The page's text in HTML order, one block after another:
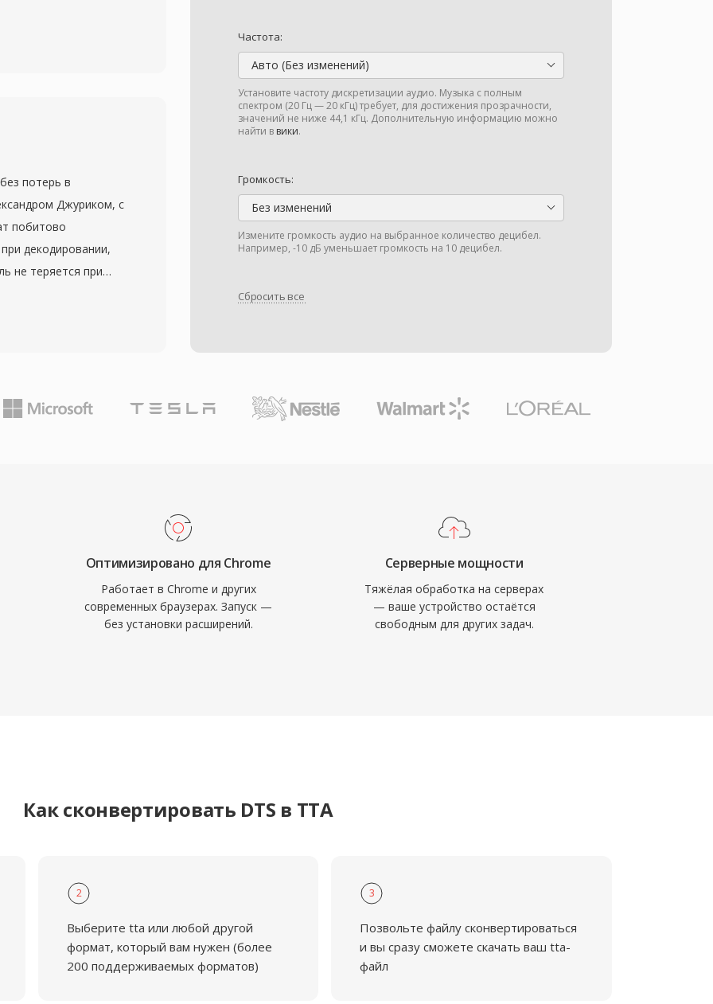
Частота:
Авто (Без изменений)
Установите частоту дискретизации аудио. Музыка с полным
спектром (20 Гц — 20 кГц) требует, для достижения прозрачности,
значений не ниже 44,1 кГц. Дополнительную информацию можно
найти в вики.
Громкость:
Без изменений
Измените громкость аудио на выбранное количество децибел.
Например, -10 дБ уменьшает громкость на 10 децибел.
Сбросить все
до 5.1
Формат кодирует
вариант DTS-HD
для побитовой
—
консолях и
а также
гостиной.
потерь в
Джуриком, с
побитово
декодировании,
не теряется при
со стандартным
быстро кодирует и
оставаясь
поддержка
дав TTA
реализация
поощряя
Хотя более
долю рынка
Оптимизировано для Chrome
Работает в Chrome и других
современных браузерах. Запуск —
без установки расширений.
Серверные мощности
Тяжёлая обработка на серверах
— ваше устройство остаётся
свободным для других задач.
Как сконвертировать DTS в TTA
2
Выберите tta или любой другой
формат, который вам нужен (более
200 поддерживаемых форматов)
3
Позвольте файлу сконвертироваться
и вы сразу сможете скачать ваш tta-
файл